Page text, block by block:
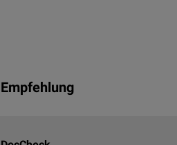
Empfehlung